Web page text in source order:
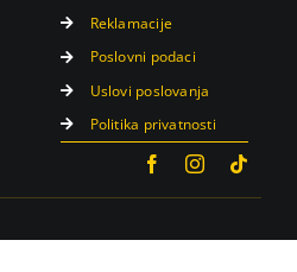
Reklamacije
Poslovni podaci
Uslovi poslovanja
Politika privatnosti